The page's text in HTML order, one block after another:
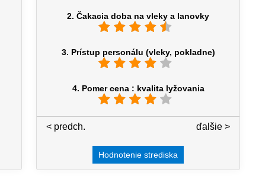
2. Čakacia doba na vleky a lanovky
3. Prístup personálu (vleky, pokladne)
4. Pomer cena : kvalita lyžovania
ďalšie >
< predch.
Hodnotenie strediska